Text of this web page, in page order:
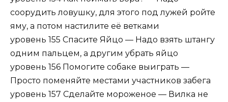
соорудить ловушку, для этого под лужей ройте
яму, а потом настилите её ветками
уровень 155 Спасите Яйцо — Надо взять штангу
одним пальцем, а другим убрать яйцо
уровень 156 Помогите собаке выиграть —
Просто поменяйте местами участников забега
уровень 157 Сделайте мороженое — Вилка не